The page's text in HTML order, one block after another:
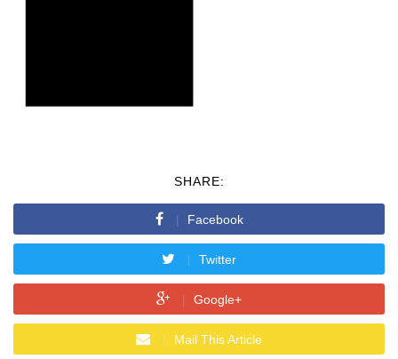
SHARE:
Facebook
Twitter
Google+
Mail This Article